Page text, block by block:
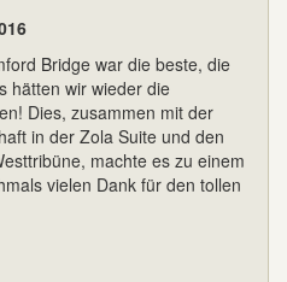
Bridge war die beste, die
hätten wir wieder die
Dies, zusammen mit der
in der Zola Suite und den
machte es zu einem
vielen Dank für den tollen